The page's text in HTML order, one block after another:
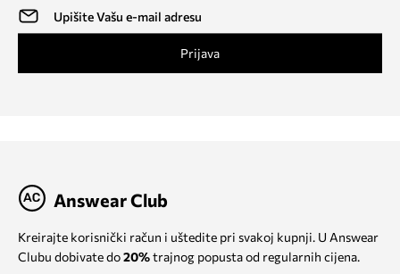
Prijava
Answear Club
Kreirajte korisnički račun i uštedite pri svakoj kupnji. U Answear
Clubu dobivate do20%trajnog popusta od regularnih cijena.